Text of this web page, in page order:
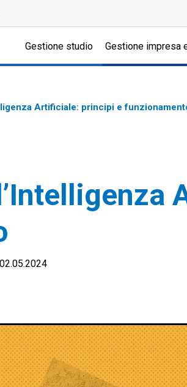
Gestione studio Gestione impresa
Artificiale: principi e